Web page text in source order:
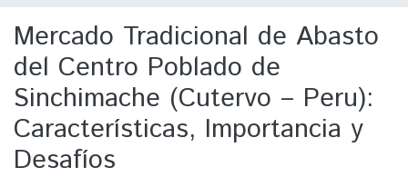
Mercado Tradicional de Abasto
del Centro Poblado de
Sinchimache (Cutervo – Peru):
Características, Importancia y
Desafíos